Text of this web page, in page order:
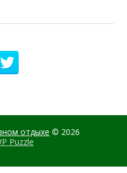
отдыхе © 2026
Puzzle